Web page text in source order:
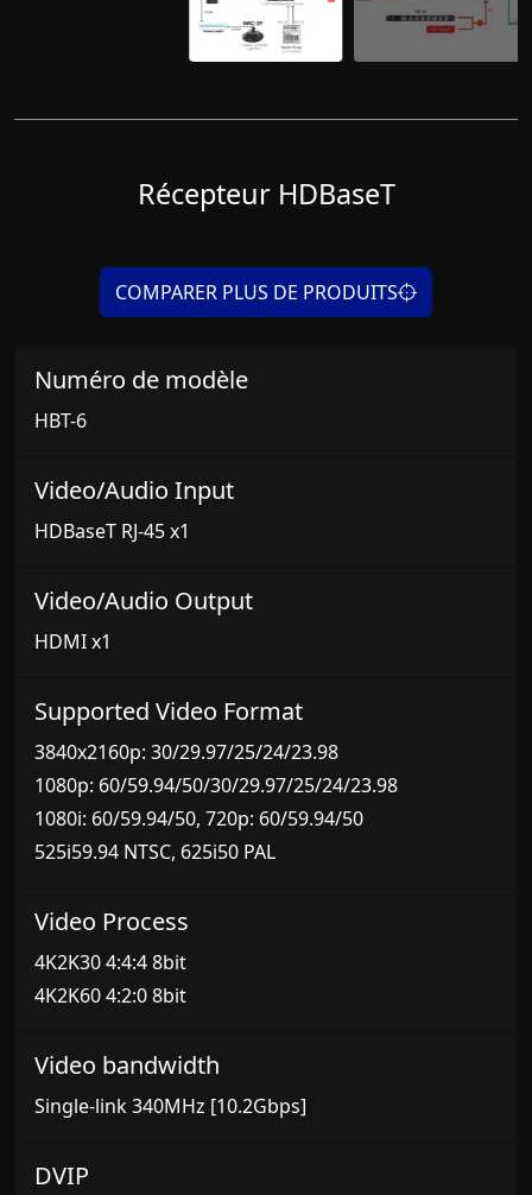
Récepteur HDBaseT
COMPARER PLUS DE PRODUITS
Numéro de modèle
HBT-6
Video/Audio Input
HDBaseT RJ-45 x1
Video/Audio Output
HDMI x1
Supported Video Format
3840x2160p: 30/29.97/25/24/23.98
1080p: 60/59.94/50/30/29.97/25/24/23.98
1080i: 60/59.94/50, 720p: 60/59.94/50
525i59.94 NTSC, 625i50 PAL
Video Process
4K2K30 4:4:4 8bit
4K2K60 4:2:0 8bit
Video bandwidth
Single-link 340MHz [10.2Gbps]
DVIP